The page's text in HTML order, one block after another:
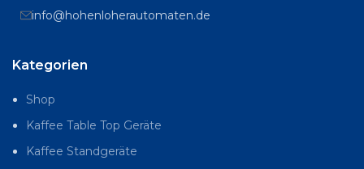
info@hohenloherautomaten.de
Kategorien
Shop
Kaffee Table Top Geräte
Kaffee Standgeräte